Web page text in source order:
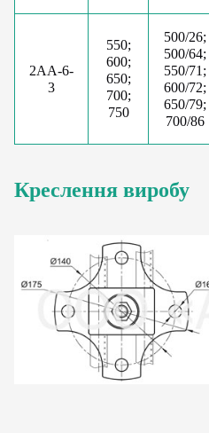
2АА-6-
3
550;
600;
650;
700;
750
500/26;
500/64;
550/71;
600/72;
650/79;
700/86
Креслення виробу